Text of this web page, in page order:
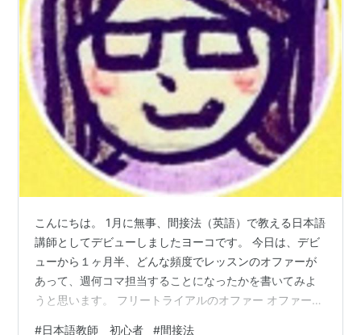
こんにちは。 1月に無事、間接法（英語）で教える日本語
講師としてデビューしましたヨーコです。 今日は、デビ
ューから１ヶ月半、どんな頻度でレッスンのオファーが
あって、週何コマ担当することになったかを書いてみよ
うと思います。 フリートライアルのオファー オファーを
#日本語教師 初心者 #間接法